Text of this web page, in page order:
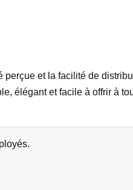
et la facilité de
élégant et facile à offrir à